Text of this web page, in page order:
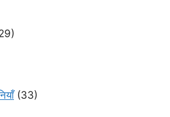
(33)